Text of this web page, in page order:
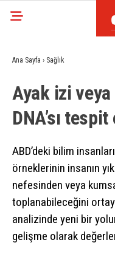
Ana Sayfa › Sağlık
Ayak izi
DNA’sı
ABD’deki bilim
örneklerinin insanın
nefesinden veya
toplanabileceğini
analizinde yeni bir
gelişme olarak